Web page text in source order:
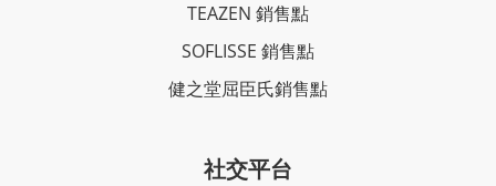
TEAZEN 銷售點
SOFLISSE 銷售點
健之堂屈臣氏銷售點
社交平台